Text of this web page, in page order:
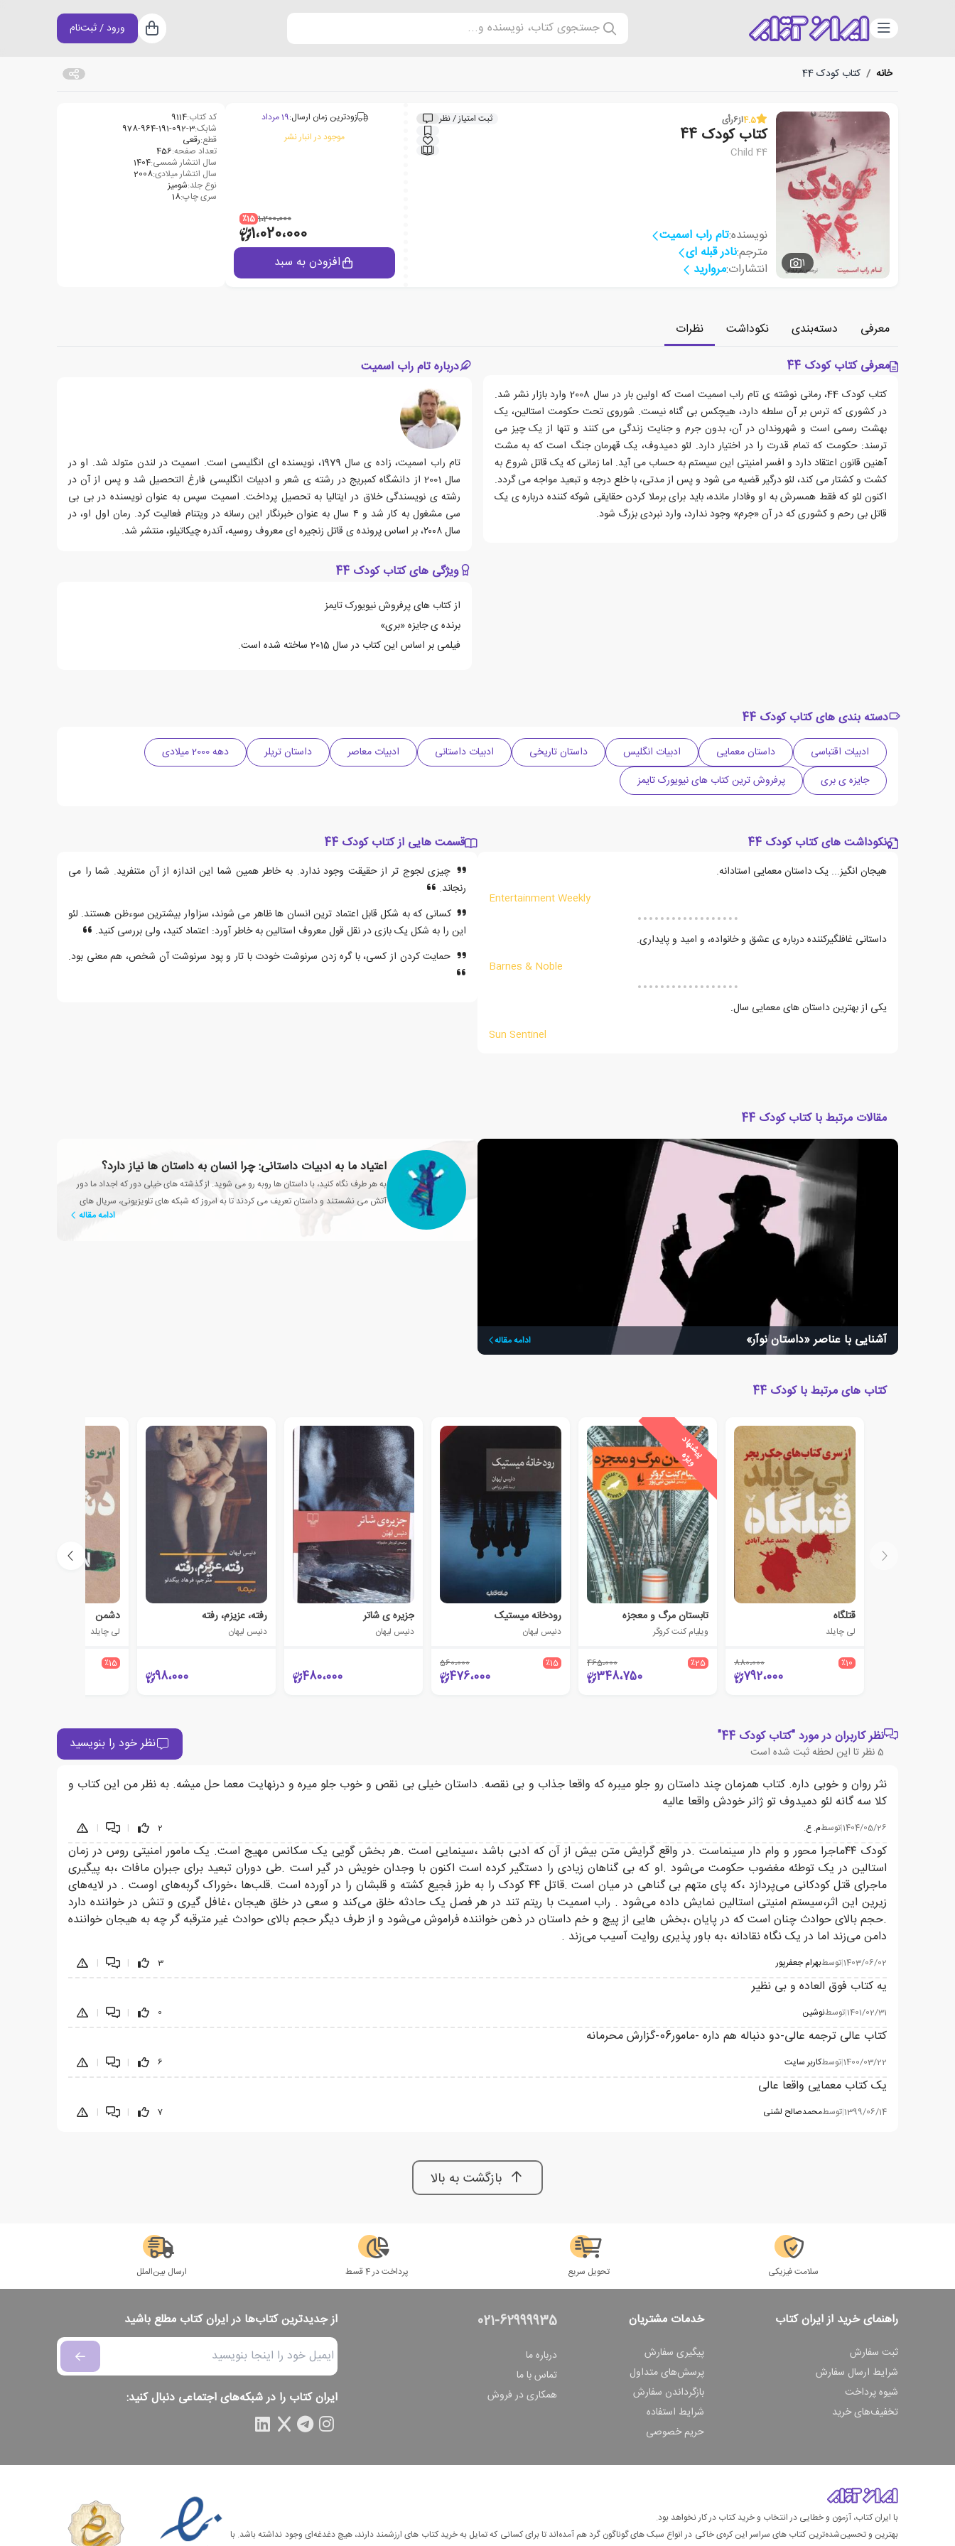
دسته‌بندی جستجوی کتاب، نویسنده و... سبد خرید
ورود / ثبت‌نام
خانه / کتاب کودک 44
1
4.5از6رأی ثبت امتیاز / نظر
کتاب کودک 44
Child 44
نویسنده:تام راب اسمیت
مترجم:نادر قبله ای
انتشارات:مروارید
زودترین زمان ارسال:19 مرداد
موجود در انبار نشر
1،200،000 ٪15
1،020،000
افزودن به سبد
کد کتاب:9114
شابک:978-964-191-092-3
قطع:رقعی
تعداد صفحه:456
سال انتشار شمسی:1404
سال انتشار میلادی:2008
نوع جلد:شومیز
سری چاپ:18
معرفی دسته‌بندی نکوداشت
نظرات
معرفی کتاب کودک 44
کتاب کودک 44، رمانی نوشته ی تام راب اسمیت است که اولین بار در سال 2008 وارد بازار نشر شد.
در کشوری که ترس بر آن سلطه دارد، هیچکس بی گناه نیست. شوروی تحت حکومت استالین، یک
بهشت رسمی است و شهروندان در آن، بدون جرم و جنایت زندگی می کنند و تنها از یک چیز می
ترسند: حکومت که تمام قدرت را در اختیار دارد. لئو دمیدوف، یک قهرمان جنگ است که به مشت
آهنین قانون اعتقاد دارد و افسر امنیتی این سیستم به حساب می آید. اما زمانی که یک قاتل شروع به
کشت و کشتار می کند، لئو درگیر قضیه می شود و پس از مدتی، با خلع درجه و تبعید مواجه می گردد.
اکنون لئو که فقط همسرش به او وفادار مانده، باید برای برملا کردن حقایقی شوکه کننده درباره ی یک
قاتل بی رحم و کشوری که در آن «جرم» وجود ندارد، وارد نبردی بزرگ شود.
درباره تام راب اسمیت
تام راب اسمیت، زاده ی سال 1979، نویسنده ای انگلیسی است. اسمیت در لندن متولد شد. او در
سال 2001 از دانشگاه کمبریج در رشته ی شعر و ادبیات انگلیسی فارغ التحصیل شد و پس از آن در
رشته ی نویسندگی خلاق در ایتالیا به تحصیل پرداخت. اسمیت سپس به عنوان نویسنده در بی بی
سی مشغول به کار شد و ۴ سال به عنوان خبرنگار این رسانه در ویتنام فعالیت کرد. رمان اول او، در
سال ۲۰۰۸، بر اساس پرونده ی قاتل زنجیره ای معروف روسیه، آندره چیکاتیلو، منتشر شد.
ویژگی های کتاب کودک 44
از کتاب های پرفروش نیویورک تایمز
برنده ی جایزه «بری»
فیلمی بر اساس این کتاب در سال 2015 ساخته شده است.
دسته بندی های کتاب کودک 44
ادبیات اقتباسی داستان معمایی ادبیات انگلیس داستان تاریخی ادبیات داستانی ادبیات معاصر داستان تریلر
دهه 2000 میلادی
جایزه ی بری
پرفروش ترین کتاب های نیویورک تایمز
نکوداشت های کتاب کودک 44
هیجان انگیز... یک داستان معمایی استادانه.
Entertainment Weekly
داستانی غافلگیرکننده درباره ی عشق و خانواده، و امید و پایداری.
Barnes & Noble
یکی از بهترین داستان های معمایی سال.
Sun Sentinel
قسمت هایی از کتاب کودک 44
چیزی لجوج تر از حقیقت وجود ندارد. به خاطر همین شما این اندازه از آن متنفرید. شما را می
رنجاند.
کسانی که به شکل قابل اعتماد ترین انسان ها ظاهر می شوند، سزاوار بیشترین سوءظن هستند. لئو
این را به شکل یک بازی در نقل قول معروف استالین به خاطر آورد: اعتماد کنید، ولی بررسی کنید.
حمایت کردن از کسی، با گره زدن سرنوشت خودت با تار و پود سرنوشت آن شخص، هم معنی بود.
مقالات مرتبط با کتاب کودک 44
آشنایی با عناصر «داستان نوآر» ادامه مقاله
اعتیاد ما به ادبیات داستانی: چرا انسان به داستان ها نیاز دارد؟
به هر طرف نگاه کنید، با داستان ها روبه رو می شوید. از گذشته های خیلی دور که اجداد ما دور
آتش می نشستند و داستان تعریف می کردند تا به امروز که شبکه های تلویزیونی، سریال های
ادامه مقاله
کتاب های مرتبط با کودک 44
قتلگاه
لی چایلد
٪10 880،000
792،000
پ
ی
ش
ن
ه
ا
د
و
ی
ژ
ه
تابستان مرگ و معجزه
ویلیام کنت کروگر
٪25 465،000
348،750
رودخانه میستیک
دنیس لیهان
٪15 560،000
476،000
جزیره ی شاتر
دنیس لیهان
480،000
رفته، عزیزم، رفته
دنیس لیهان
98،000
دشمن
لی چایلد
٪15
نظر کاربران در مورد "کتاب کودک 44"
5نظر تا این لحظه ثبت شده است نظر خود را بنویسید
نثر روان و خوبی داره. کتاب همزمان چند داستان رو جلو میبره که واقعا جذاب و بی نقصه. داستان خیلی بی نقص و خوب جلو میره و درنهایت معما حل میشه. به نظر من این کتاب و
کلا سه گانه لئو دمیدوف تو ژانر خودش واقعا عالیه
1404/05/26
|توسطم. ع. 2
|
|
کودک ۴۴ماجرا محور و وام دار سینماست .در واقع گرایش متن بیش از آن که ادبی باشد ،سینمایی است .هر بخش گویی یک سکانس مهیج است. یک مامور امنیتی روس در زمان
استالین در یک توطئه مغضوب حکومت می‌شود .او که بی گناهان زیادی را دستگیر کرده است اکنون با وجدان خویش در گیر است .طی دوران تبعید برای جبران مافات ،به پیگیری
ماجرای قتل کودکانی می‌پردازد ،که پای متهم بی گناهی در میان است .قاتل ۴۴ کودک را به طرز فجیع کشته و قلبشان را در آورده است .قلب‌ها ،خوراک گربه‌های اوست . در لایه‌های
زیرین این اثر،سیستم امنیتی استالین نمایش داده می‌شود . راب اسمیت با ریتم تند در هر فصل یک حادثه خلق می‌کند و سعی در خلق هیجان ،غافل گیری و تنش در خواننده دارد
.حجم بالای حوادث چنان است که در پایان ،بخش هایی از پیچ و خم داستان در ذهن خواننده فراموش می‌شود و از طرف دیگر حجم بالای حوادث غیر مترقبه گر چه به هیجان خواننده
دامن می‌زند اما در یک نگاه نقادانه ،به باور پذیری روایت آسیب می‌زند .
1403/06/02
|توسطبهرام جعفرپور 3
|
|
یه کتاب فوق العاده و بی نظیر
1401/02/31
|توسطنوشین 0
|
|
کتاب عالی ترجمه عالی-دو دنباله هم داره -مامور06-گزارش محرمانه
1400/03/22
|توسطکاربر سایت 6
|
|
یک کتاب معمایی واقعا عالی
1399/06/14
|توسطمحمدصالح لشنی 7
|
|
بازگشت به بالا
سلامت فیزیکی تحویل سریع پرداخت در 4 قسط ارسال بین‌الملل
راهنمای خرید از ایران کتاب
ثبت سفارش
شرایط ارسال سفارش
شیوه پرداخت
تخفیف‌های خرید
خدمات مشتریان
پیگیری سفارش
پرسش‌های متداول
بازگرداندن سفارش
شرایط استفاده
حریم خصوصی
021-62999935
درباره ما
تماس با ما
همکاری در فروش
از جدیدترین کتاب‌ها در ایران کتاب مطلع باشید
ایران کتاب را در شبکه‌های اجتماعی دنبال کنید:
با ایران کتاب، آزمون و خطایی در انتخاب و خرید کتاب در کار نخواهد بود.
بهترین و تحسین‌شده‌ترین کتاب‌ های سراسر این کره‌ی خاکی در انواع سبک های گوناگون گرد هم آمده‌اند تا برای کسانی که تمایل به خرید کتاب های ارزشمند دارند، هیچ دغدغه‌ای وجود نداشته باشد. با